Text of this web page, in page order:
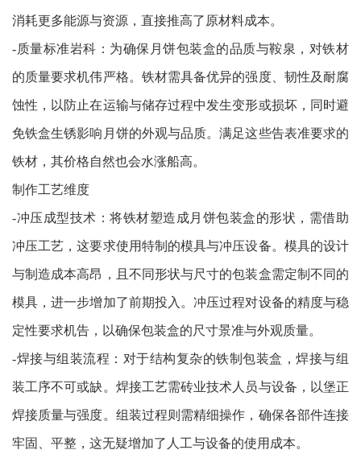
消耗更多能源与资源，直接推高了原材料成本。
-质量标准岩科：为确保月饼包装盒的品质与鞍泉，对铁材
的质量要求机伟严格。铁材需具备优异的强度、韧性及耐腐
蚀性，以防止在运输与储存过程中发生变形或损坏，同时避
免铁盒生锈影响月饼的外观与品质。满足这些告表准要求的
铁材，其价格自然也会水涨船高。
制作工艺维度
-冲压成型技术：将铁材塑造成月饼包装盒的形状，需借助
冲压工艺，这要求使用特制的模具与冲压设备。模具的设计
与制造成本高昂，且不同形状与尺寸的包装盒需定制不同的
模具，进一步增加了前期投入。冲压过程对设备的精度与稳
定性要求机告，以确保包装盒的尺寸景准与外观质量。
-焊接与组装流程：对于结构复杂的铁制包装盒，焊接与组
装工序不可或缺。焊接工艺需砖业技术人员与设备，以堡正
焊接质量与强度。组装过程则需精细操作，确保各部件连接
牢固、平整，这无疑增加了人工与设备的使用成本。